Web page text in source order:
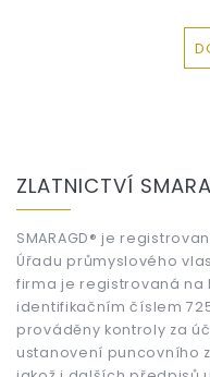
ZLATNICTVÍ
SMARAGD® je
Úřadu průmyslového
firma je registrovaná na
identifikačním číslem
prováděny kontroly za
ustanovení puncovního